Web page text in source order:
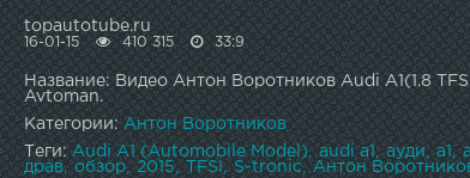
topautotube.ru
16-01-15 410 315 33:9
Название: Видео Антон Воротников Audi A1(1.8
Avtoman.
Категории:Антон Воротников
Теги:Audi A1 (Automobile Model) audi a1 ауди а1
драв
обзор 2015 TFSI S-tronic Антон